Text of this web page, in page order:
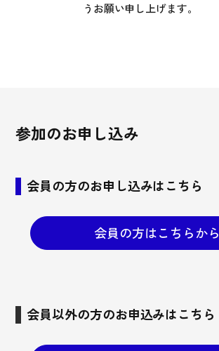
うお願い申し上げます。
参加のお申し込み
会員の方のお申し込みはこちら
会員の方はこちらから
会員以外の方のお申込みはこちら